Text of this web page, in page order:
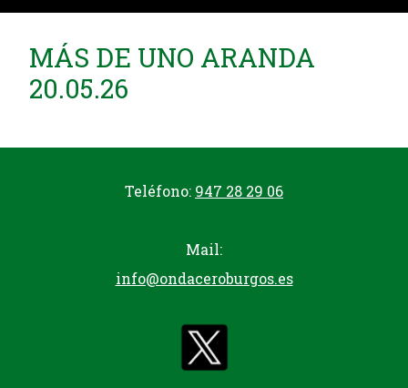
MÁS DE UNO ARANDA
20.05.26
Teléfono: 947 28 29 06
Mail:
info@ondaceroburgos.es